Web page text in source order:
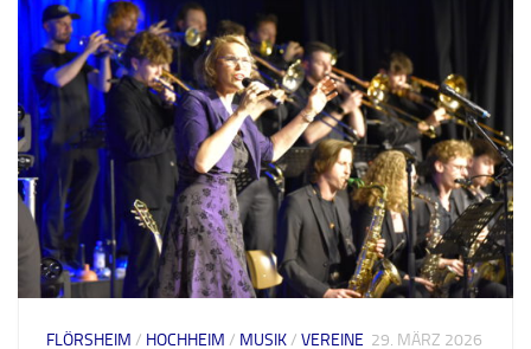
FLÖRSHEIM / HOCHHEIM / MUSIK/ VEREINE 29. MÄRZ 2026